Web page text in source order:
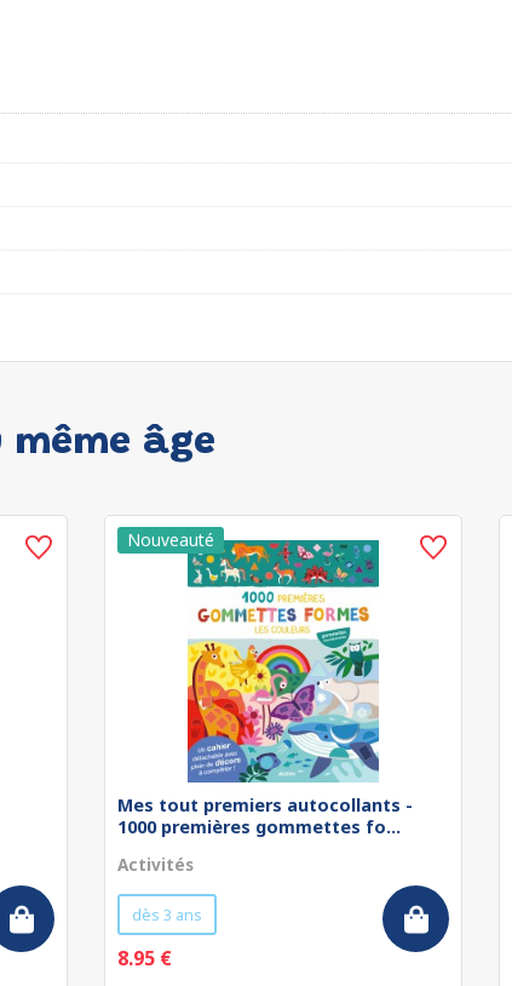
même âge
Mes tout premiers autocollants -
1000 premières gommettes fo...
Activités
dès 3 ans
8.95 €